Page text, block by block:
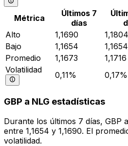
Métrica
Últimos 7
días
Alto
1,1690 1,1804
Bajo
1,1654 1,1654
Promedio
1,1673 1,1716
Volatilidad
0,11% 0,17%
GBP a NLG estadísticas
Durante los últimos 7 días, GBP
entre 1,1654 y 1,1690. El
volatilidad.